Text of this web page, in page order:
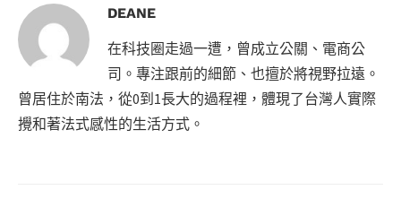
DEANE
在科技圈走過一遭，曾成立公關、電商公
司。專注跟前的細節、也擅於將視野拉遠。
曾居住於南法，從0到1長大的過程裡，體現了台灣人實際
攪和著法式感性的生活方式。